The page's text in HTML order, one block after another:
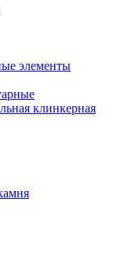
элементы
клинкерная